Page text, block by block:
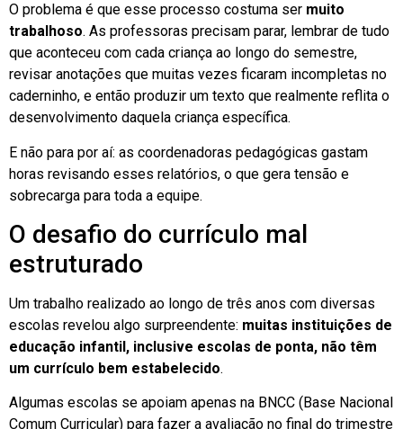
O problema é que esse processo costuma ser muito
trabalhoso. As professoras precisam parar, lembrar de tudo
que aconteceu com cada criança ao longo do semestre,
revisar anotações que muitas vezes ficaram incompletas no
caderninho, e então produzir um texto que realmente reflita o
desenvolvimento daquela criança específica.
E não para por aí: as coordenadoras pedagógicas gastam
horas revisando esses relatórios, o que gera tensão e
sobrecarga para toda a equipe.
O desafio do currículo mal
estruturado
Um trabalho realizado ao longo de três anos com diversas
escolas revelou algo surpreendente: muitas instituições de
educação infantil, inclusive escolas de ponta, não têm
um currículo bem estabelecido.
Algumas escolas se apoiam apenas na BNCC (Base Nacional
Comum Curricular) para fazer a avaliação no final do trimestre